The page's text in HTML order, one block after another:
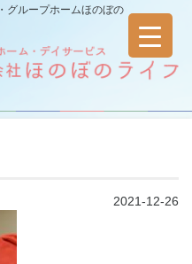
グループホームほのぼの
2021-12-26